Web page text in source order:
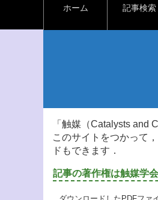
ホーム 記事検索
「触媒（Catalysts and
このサイトをつかって
ドもできます．
記事の著作権は触媒学